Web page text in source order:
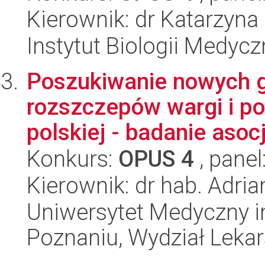
Kierownik: dr
Instytut Biologii
Poszukiwanie nowych
rozszczepów wargi i
polskiej - badanie
Konkurs: OPUS 4 ,
Kierownik: dr hab.
Uniwersytet Medyczny
Poznaniu, Wydział